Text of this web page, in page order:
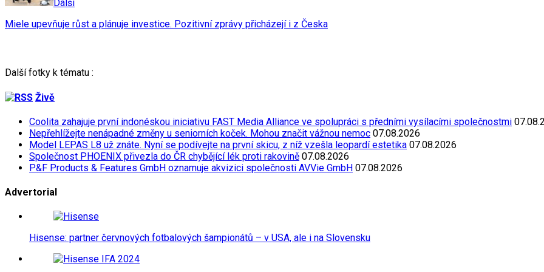
Další
Miele upevňuje růst a plánuje investice. Pozitivní zprávy přicházejí i z Česka
Další fotky k tématu :
Živě
Coolita zahajuje první indonéskou iniciativu FAST Media Alliance ve spolupráci s předními vysílacími společnostmi
Nepřehlížejte nenápadné změny u seniorních koček. Mohou značit vážnou nemoc 07.08.2026
Model LEPAS L8 už znáte. Nyní se podívejte na první skicu, z níž vzešla leopardí estetika 07.08.2026
Společnost PHOENIX přivezla do ČR chybějící lék proti rakovině 07.08.2026
P&F Products & Features GmbH oznamuje akvizici společnosti AVVie GmbH 07.08.2026
Advertorial
Hisense: partner červnových fotbalových šampionátů – v USA, ale i na Slovensku